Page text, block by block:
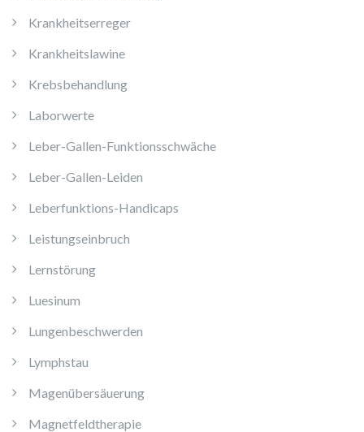
Krankheitserreger
Krankheitslawine
Krebsbehandlung
Laborwerte
Leber-Gallen-Funktionsschwäche
Leber-Gallen-Leiden
Leberfunktions-Handicaps
Leistungseinbruch
Lernstörung
Luesinum
Lungenbeschwerden
Lymphstau
Magenübersäuerung
Magnetfeldtherapie